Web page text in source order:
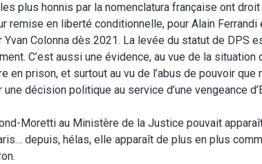
plus honnis par la nomenclatura française ont droit
remise en liberté conditionnelle, pour Alain Ferrandi
Colonna dès 2021. La levée du statut de DPS
C’est aussi une évidence, au vue de la situation
en prison, et surtout au vu de l’abus de pouvoir que
une décision politique au service d’une vengeance
Moretti au Ministère de la Justice pouvait
depuis, hélas, elle apparaît de plus en plus